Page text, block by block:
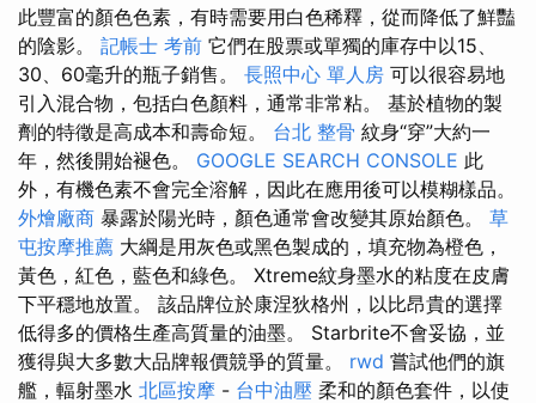
此豐富的顏色色素，有時需要用白色稀釋，從而降低了鮮豔
的陰影。 記帳士 考前 它們在股票或單獨的庫存中以15、
30、60毫升的瓶子銷售。 長照中心 單人房 可以很容易地
引入混合物，包括白色顏料，通常非常粘。 基於植物的製
劑的特徵是高成本和壽命短。 台北 整骨 紋身“穿”大約一
年，然後開始褪色。 GOOGLE SEARCH CONSOLE 此
外，有機色素不會完全溶解，因此在應用後可以模糊樣品。
外燴廠商 暴露於陽光時，顏色通常會改變其原始顏色。 草
屯按摩推薦 大綱是用灰色或黑色製成的，填充物為橙色，
黃色，紅色，藍色和綠色。 Xtreme紋身墨水的粘度在皮膚
下平穩地放置。 該品牌位於康涅狄格州，以比昂貴的選擇
低得多的價格生產高質量的油墨。 Starbrite不會妥協，並
獲得與大多數大品牌報價競爭的質量。 rwd 嘗試他們的旗
艦，輻射墨水 北區按摩 - 台中油壓 柔和的顏色套件，以使